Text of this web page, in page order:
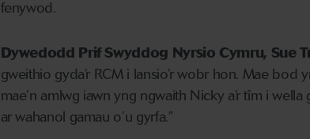
fenywod.
Dywedodd Prif Swyddog Nyrsio Cymru, Sue
gweithio gyda’r RCM i lansio’r wobr hon. Mae
mae’n amlwg iawn yng ngwaith Nicky a’r tîm i
ar wahanol gamau o’u gyrfa.”